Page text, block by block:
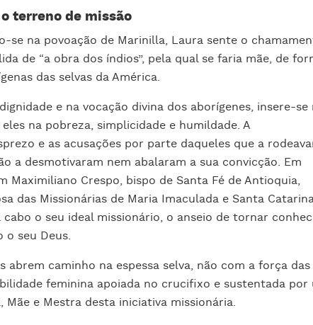
terreno de missão
se na povoação de Marinilla, Laura sente o
de “a obra dos índios”, pela qual se faria mãe, de
das selvas da América.
e na vocação divina dos aborígenes, insere-se
na pobreza, simplicidade e humildade. A
e as acusações por parte daqueles que a
a desmotivaram nem abalaram a sua convicção. Em
Maximiliano Crespo, bispo de Santa Fé de Antioquia,
das Missionárias de Maria Imaculada e Santa
cabo o seu ideal missionário, o anseio de tornar
o seu Deus.
abrem caminho na espessa selva, não com a força das
feminina apoiada no crucifixo e sustentada por
Mãe e Mestra desta iniciativa missionária.